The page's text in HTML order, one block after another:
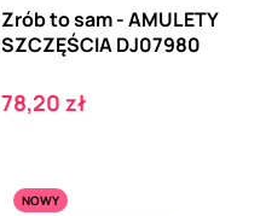
Zrób to sam - AMULETY
SZCZĘŚCIA DJ07980
Cena
78,20 zł
NOWY